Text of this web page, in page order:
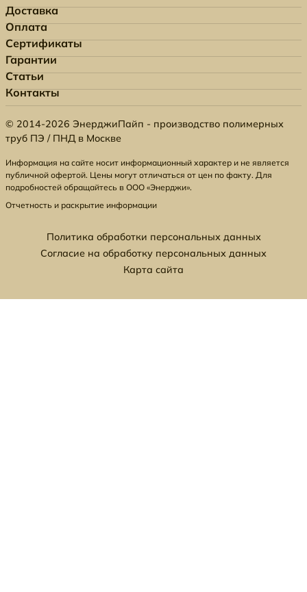
Доставка
Оплата
Сертификаты
Гарантии
Статьи
Контакты
© 2014-2026 ЭнерджиПайп - производство полимерных
труб ПЭ / ПНД в Москве
Информация на сайте носит информационный характер и не является
публичной офертой. Цены могут отличаться от цен по факту. Для
подробностей обращайтесь в ООО «Энерджи».
Отчетность и раскрытие информации
Политика обработки персональных данных
Согласие на обработку персональных данных
Карта сайта